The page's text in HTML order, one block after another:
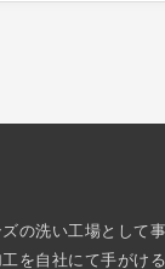
の洗い工場として
を自社にて手がけ